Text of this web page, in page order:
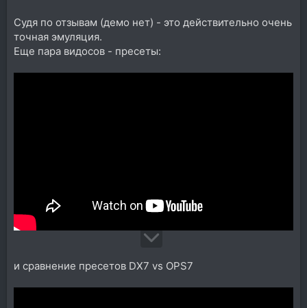
Судя по отзывам (демо нет) - это действительно очень
точная эмуляция.
Еще пара видосов - пресеты:
и сравнение пресетов DX7 vs OPS7